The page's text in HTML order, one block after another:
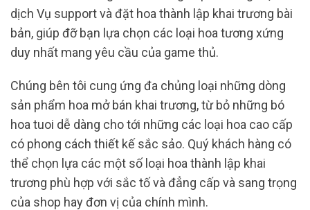
dịch Vụ support và đặt hoa thành lập khai trương bài
bản, giúp đỡ bạn lựa chọn các loại hoa tương xứng
duy nhất mang yêu cầu của game thủ.
Chúng bên tôi cung ứng đa chủng loại những dòng
sản phẩm hoa mở bán khai trương, từ bỏ những bó
hoa tuoi dễ dàng cho tới những các loại hoa cao cấp
có phong cách thiết kế sắc sảo. Quý khách hàng có
thể chọn lựa các một số loại hoa thành lập khai
trương phù hợp với sắc tố và đẳng cấp và sang trọng
của shop hay đơn vị của chính mình.